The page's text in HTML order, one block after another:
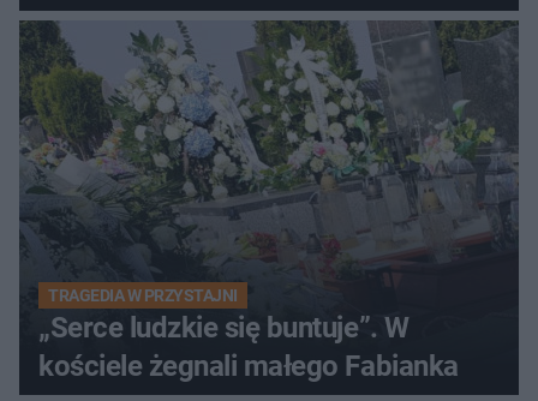
winy
TRAGEDIA W PRZYSTAJNI
„Serce ludzkie się buntuje”. W
kościele żegnali małego Fabianka